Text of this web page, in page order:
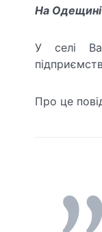
На
У селі
Про це